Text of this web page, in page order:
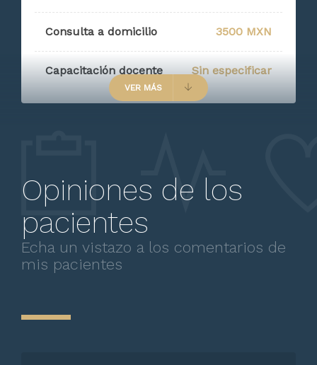
Consulta a domicilio 3500 MXN
Capacitación docente Sin especificar
VER MÁS
Opiniones de los
pacientes
Echa un vistazo a los comentarios de
mis pacientes